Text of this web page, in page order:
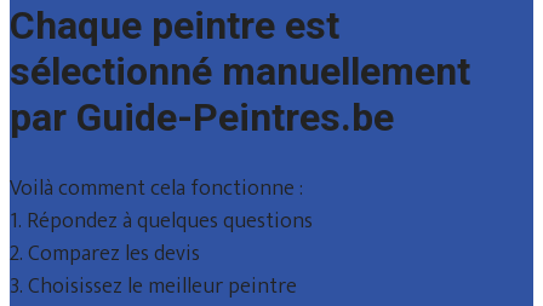
Chaque peintre est
sélectionné manuellement
par Guide-Peintres.be
Voilà comment cela fonctionne :
1. Répondez à quelques questions
2. Comparez les devis
3. Choisissez le meilleur peintre